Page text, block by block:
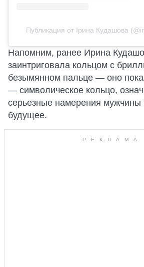
Публикация от Ірина Кудашова
Напомним, ранее Ирина
заинтриговала кольцом с
безымянном пальце — оно
— символическое кольцо,
серьезные намерения мужчины
будущее.